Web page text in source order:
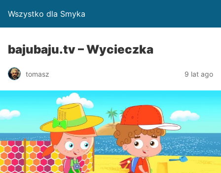
Wszystko dla Smyka
bajubaju.tv – Wycieczka
tomasz 9 lat ago